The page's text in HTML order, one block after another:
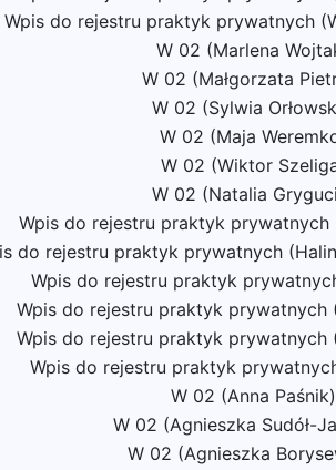
Wpis do rejestru praktyk prywatnych
W 02 (Marlena
W 02 (Małgorzata
W 02 (Sylwia
W 02 (Maja
W 02 (Wiktor
W 02 (Natalia
Wpis do rejestru praktyk prywatnych
do rejestru praktyk prywatnych
Wpis do rejestru praktyk
Wpis do rejestru praktyk prywatnych
Wpis do rejestru praktyk prywatnych
Wpis do rejestru praktyk
W 02 (Anna Paśnik)
W 02 (Agnieszka Sudół-
W 02 (Agnieszka